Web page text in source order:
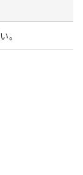
。